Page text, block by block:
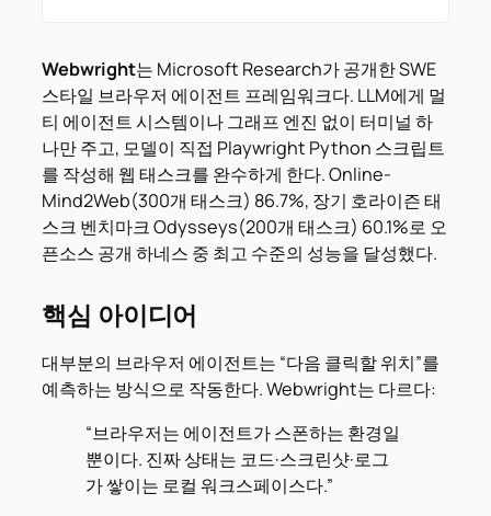
Webwright는 Microsoft Research가 공개한 SWE
스타일 브라우저 에이전트 프레임워크다. LLM에게 멀
티 에이전트 시스템이나 그래프 엔진 없이 터미널 하
나만 주고, 모델이 직접 Playwright Python 스크립트
를 작성해 웹 태스크를 완수하게 한다. Online-
Mind2Web(300개 태스크) 86.7%, 장기 호라이즌 태
스크 벤치마크 Odysseys(200개 태스크) 60.1%로 오
픈소스 공개 하네스 중 최고 수준의 성능을 달성했다.
핵심 아이디어
대부분의 브라우저 에이전트는 “다음 클릭할 위치”를
예측하는 방식으로 작동한다. Webwright는 다르다:
“브라우저는 에이전트가 스폰하는 환경일
뿐이다. 진짜 상태는 코드·스크린샷·로그
가 쌓이는 로컬 워크스페이스다.”